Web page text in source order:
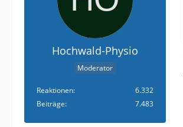
Hochwald-Physio
Moderator
Reaktionen
6.332
Beiträge
7.483